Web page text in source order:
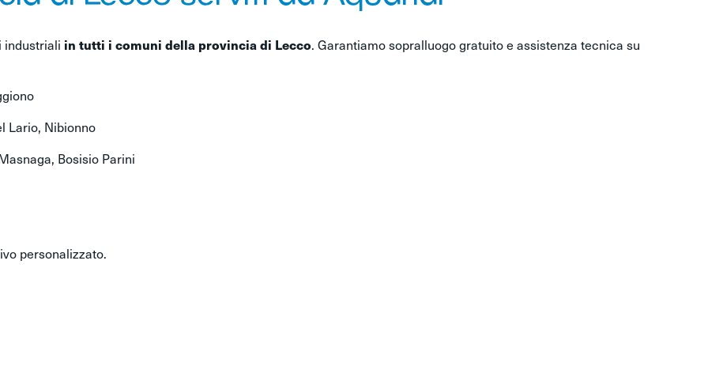
industriali in tutti i comuni della provincia di Lecco. Garantiamo sopralluogo gratuito e assistenza tecnica su
Lario, Nibionno
Bosisio Parini
personalizzato.